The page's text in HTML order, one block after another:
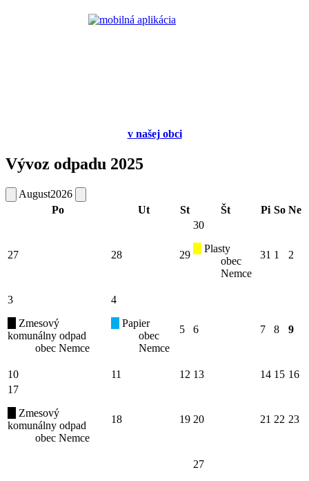
vnašej obci
Vývoz odpadu 2025
August2026
Po
Ut St Št Pi So Ne
27 28 29
30
Plasty
obec
Nemce
31 1 2
3
Zmesový
komunálny odpad
obec Nemce
4
Papier
obec
Nemce
5 6 7 8 9
10 11 12 13 14 15 16
17
Zmesový
komunálny odpad
obec Nemce
18 19 20 21 22 23
27